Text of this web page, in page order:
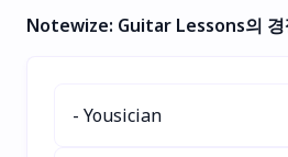
요! 빠른 20초 스트리밍, 합
스에 이상적입니다. 보컬 트
고
Notewize: Guitar Lessons의 경
- Yousician